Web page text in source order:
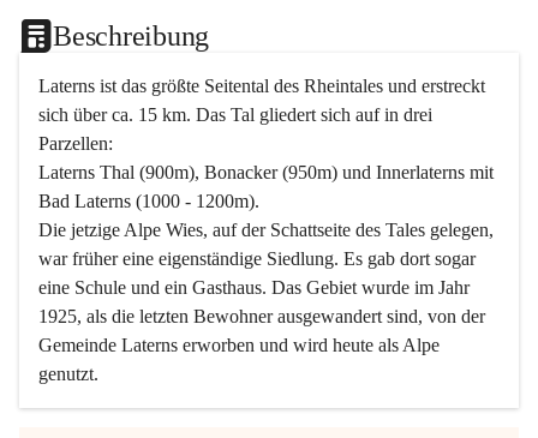
Beschreibung
Laterns ist das größte Seitental des Rheintales und erstreckt
sich über ca. 15 km. Das Tal gliedert sich auf in drei
Parzellen:
Laterns Thal (900m), Bonacker (950m) und Innerlaterns mit
Bad Laterns (1000 - 1200m).
Die jetzige Alpe Wies, auf der Schattseite des Tales gelegen,
war früher eine eigenständige Siedlung. Es gab dort sogar
eine Schule und ein Gasthaus. Das Gebiet wurde im Jahr
1925, als die letzten Bewohner ausgewandert sind, von der
Gemeinde Laterns erworben und wird heute als Alpe
genutzt.